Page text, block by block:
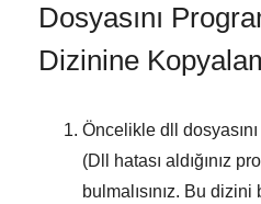
Dosyasını
Dizinine
Öncelikle dll dosyasını
(Dll hatası aldığınız
bulmalısınız. Bu